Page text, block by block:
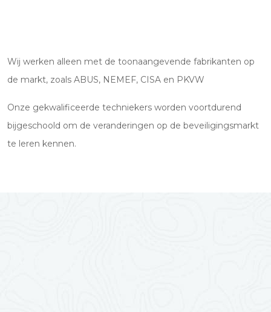
Wij werken alleen met de toonaangevende fabrikanten op
de markt, zoals ABUS, NEMEF, CISA en PKVW
Onze gekwalificeerde techniekers worden voortdurend
bijgeschoold om de veranderingen op de beveiligingsmarkt
te leren kennen.